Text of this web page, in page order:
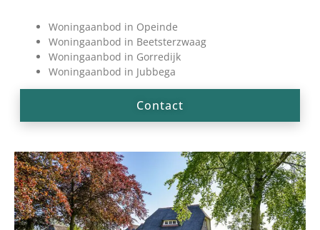
Woningaanbod in Opeinde
Woningaanbod in Beetsterzwaag
Woningaanbod in Gorredijk
Woningaanbod in Jubbega
Contact